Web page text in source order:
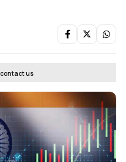
contact us